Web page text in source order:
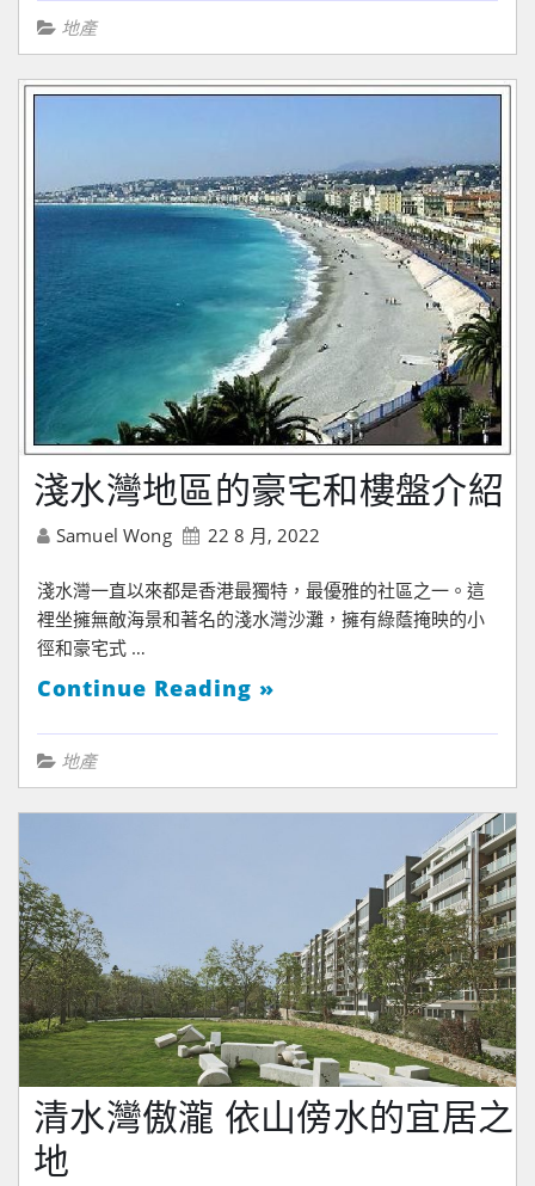
地產
淺水灣地區的豪宅和樓盤介紹
Samuel Wong 22 8 月, 2022
淺水灣一直以來都是香港最獨特，最優雅的社區之一。這
裡坐擁無敵海景和著名的淺水灣沙灘，擁有綠蔭掩映的小
徑和豪宅式 …
Continue Reading »
地產
清水灣傲瀧 依山傍水的宜居之
地